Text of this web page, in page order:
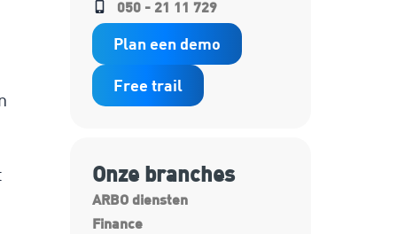
050 - 21 11 729
Plan een demo
Free trail
Onze branches
ARBO diensten
Finance